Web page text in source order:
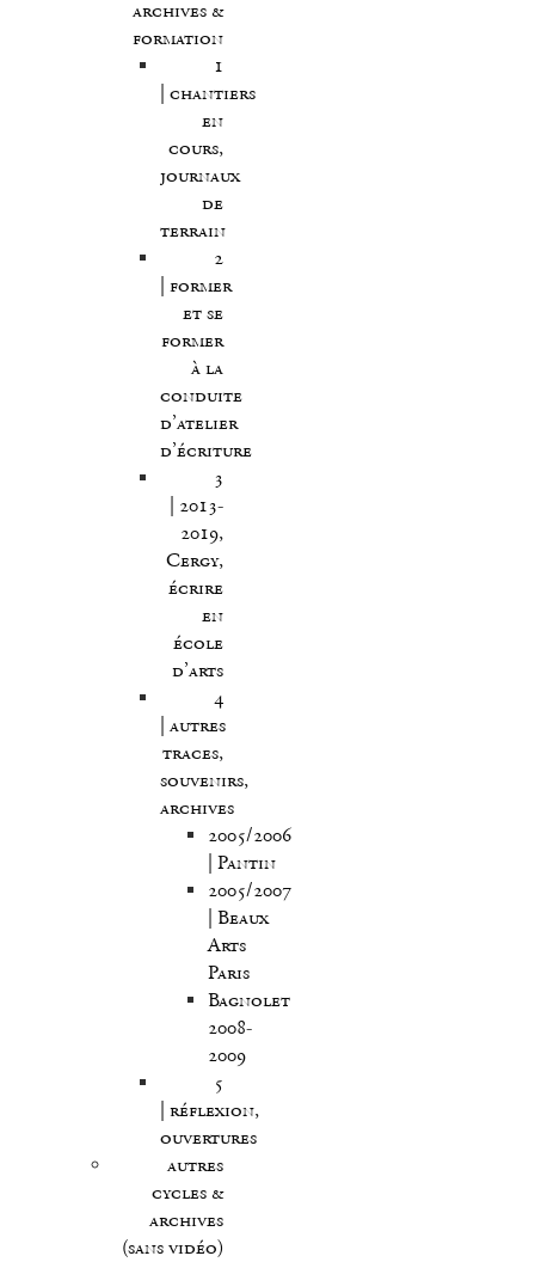
archives &
formation
1
| chantiers
en
cours,
journaux
de
terrain
2
| former
et se
former
à la
conduite
d’atelier
d’écriture
3
| 2013-
2019,
Cergy,
écrire
en
école
d’arts
4
| autres
traces,
souvenirs,
archives
2005/2006
| Pantin
2005/2007
| Beaux
Arts
Paris
Bagnolet
2008-
2009
5
| réflexion,
ouvertures
autres
cycles &
archives
(sans vidéo)